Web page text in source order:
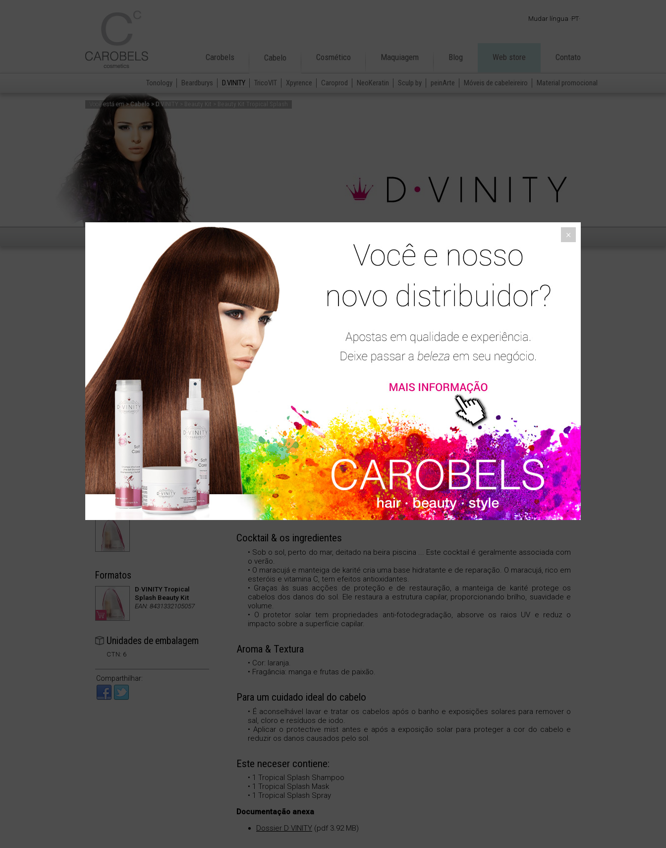
Mudar língua PT
PT
·
Carobels Cabelo
Tonology Beardburys D.VINITY TricoVIT Xpyrence Caroprod NeoKeratin Sculp by peinArte Móveis de cabeleireiro Material promocional
Cosmético Maquiagem Blog Web store Contato
×
Você está em> Cabelo > D.VINITY > Beauty Kit > Beauty Kit Tropical Splash
Tropical Splash Wild Berry Cosmo
Beauty Kit Tropical Splash
Kit protetor Solar. Confere plena vitalidade, repara e protege imediatamente os
cabelos do sol. A tecnología DIVINITY PROTECT-SUN graças aos antioxidantes e ao
filtros UV protege o cabelo dos radicais livres, enquanto recupera a sua elasticidade
natural. Cabelo saudável, hidratado, brilhante e pleno de vitalidade.
VER PRECIO
Cocktail & os ingredientes
• Sob o sol, perto do mar, deitado na beira piscina ... Este cocktail é geralmente associada com
o verão.
• O maracujá e manteiga de karité cria uma base hidratante e de reparação. O maracujá, rico em
esteróis e vitamina C, tem efeitos antioxidantes.
• Graças às suas acções de proteção e de restauração, a manteiga de karité protege os
cabelos dos danos do sol. Ele restaura a estrutura capilar, proporcionando brilho, suavidade e
volume.
• O protetor solar tem propriedades anti-fotodegradação, absorve os raios UV e reduz o
impacto sobre a superfície capilar.
Aroma & Textura
• Cor: laranja.
• Fragância: manga e frutas de paixão.
Para um cuidado ideal do cabelo
• É aconselhável lavar e tratar os cabelos após o banho e exposições solares para remover o
sal, cloro e resíduos de iodo.
• Aplicar o protective mist antes e após a exposição solar para proteger a cor do cabelo e
reduzir os danos causados ​​pelo sol.
Este neceser contiene:
• 1 Tropical Splash Shampoo
• 1 Tropical Splash Mask
• 1 Tropical Splash Spray
Documentação anexa
Dossier D·VINITY (pdf 3.92 MB)
Formatos
D·VINITY Tropical
Splash Beauty Kit
EAN: 8431332105057
Unidades de embalagem
CTN: 6
Comparthilhar: